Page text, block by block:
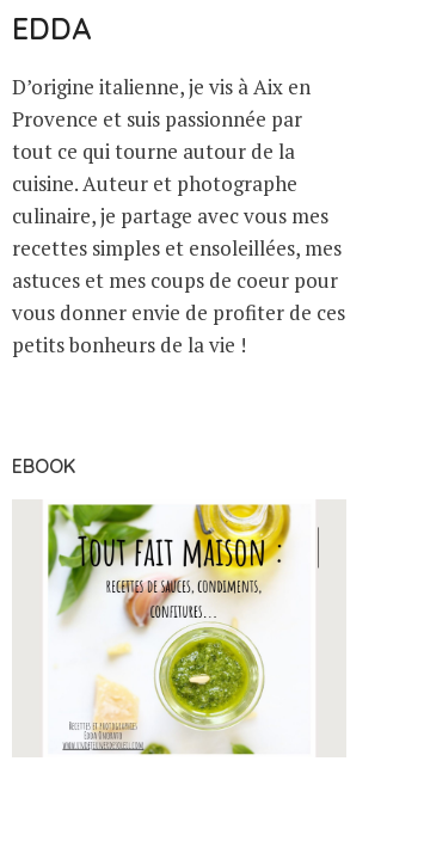
EDDA
D’origine italienne, je vis à Aix en
Provence et suis passionnée par
tout ce qui tourne autour de la
cuisine. Auteur et photographe
culinaire, je partage avec vous mes
recettes simples et ensoleillées, mes
astuces et mes coups de coeur pour
vous donner envie de profiter de ces
petits bonheurs de la vie !
EBOOK